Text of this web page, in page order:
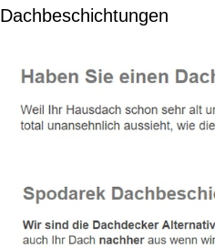
Dachbeschichtungen